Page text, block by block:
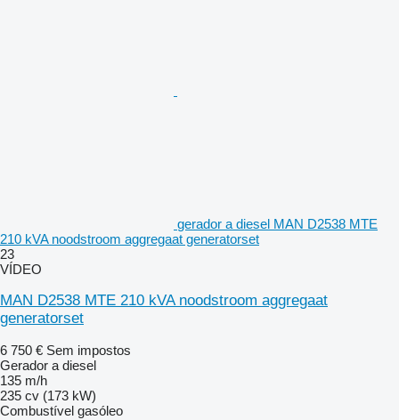
gerador a diesel MAN D2538 MTE
210 kVA noodstroom aggregaat generatorset
23
VÍDEO
MAN D2538 MTE 210 kVA noodstroom aggregaat
generatorset
6 750 € Sem impostos
Gerador a diesel
135 m/h
235 cv (173 kW)
Combustível gasóleo